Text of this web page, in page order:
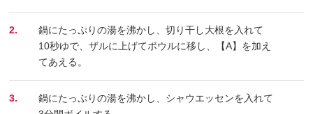
2.
鍋にたっぷりの湯を沸かし、切り干し大根を入れて
10秒ゆで、ザルに上げてボウルに移し、【A】を加え
てあえる。
3.
鍋にたっぷりの湯を沸かし、シャウエッセンを入れて